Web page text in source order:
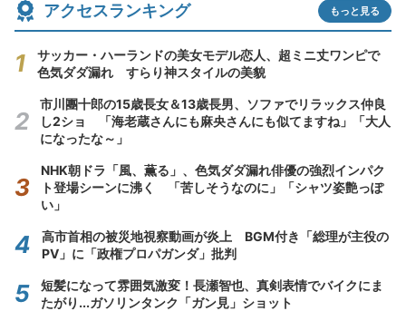
アクセスランキング もっと見る
サッカー・ハーランドの美女モデル恋人、超ミニ丈ワンピで
色気ダダ漏れ すらり神スタイルの美貌
市川團十郎の15歳長女＆13歳長男、ソファでリラックス仲良
し2ショ 「海老蔵さんにも麻央さんにも似てますね」「大人
になったな～」
NHK朝ドラ「風、薫る」、色気ダダ漏れ俳優の強烈インパク
ト登場シーンに沸く 「苦しそうなのに」「シャツ姿艶っぽ
い」
高市首相の被災地視察動画が炎上 BGM付き「総理が主役の
PV」に「政権プロパガンダ」批判
短髪になって雰囲気激変！長瀬智也、真剣表情でバイクにま
たがり...ガソリンタンク「ガン見」ショット